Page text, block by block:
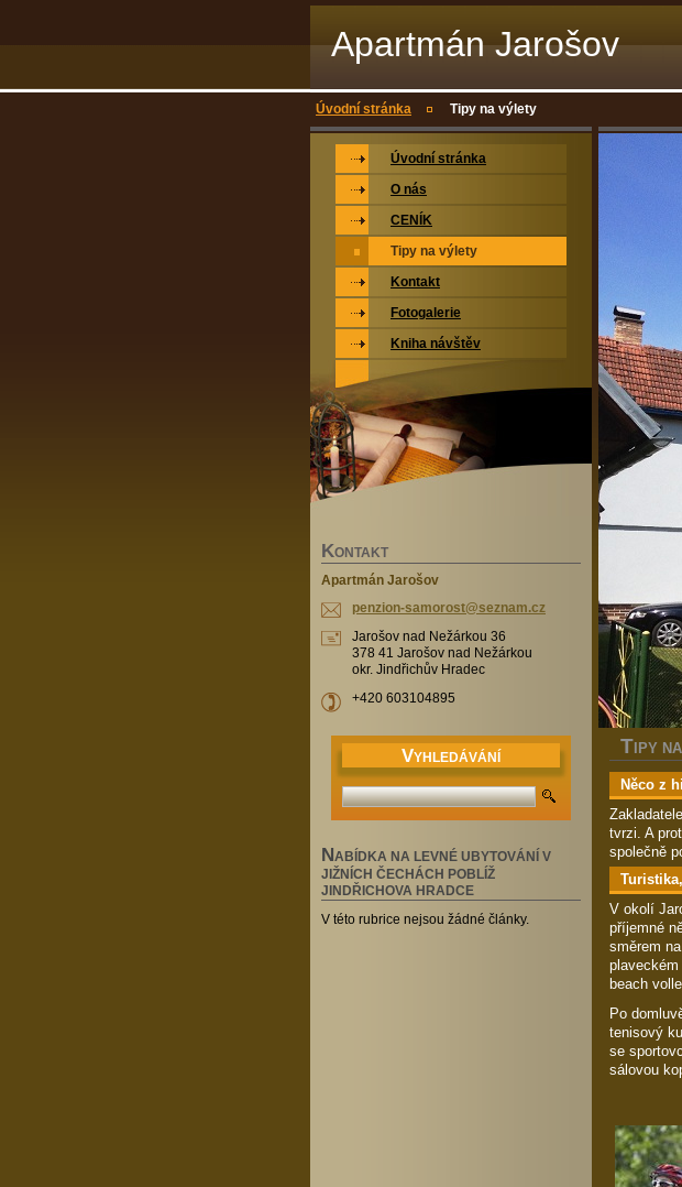
Apartmán Jarošov
Úvodní stránka Tipy na výlety
T IPY
Něco z
tvrzi. A
společně
V okolí
příjemné
směrem
plaveckém
beach
Po
tenisový
se
sálovou
Úvodní stránka
O nás
CENÍK
Tipy na výlety
Kontakt
Fotogalerie
Kniha návštěv
KONTAKT
Apartmán Jarošov
penzion-samorost@seznam.cz
Jarošov nad Nežárkou 36
378 41 Jarošov nad Nežárkou
okr. Jindřichův Hradec
+420 603104895
VYHLEDÁVÁNÍ
NABÍDKA NA LEVNÉ UBYTOVÁNÍ V
JIŽNÍCH ČECHÁCH POBLÍŽ
JINDŘICHOVA HRADCE
V této rubrice nejsou žádné články.